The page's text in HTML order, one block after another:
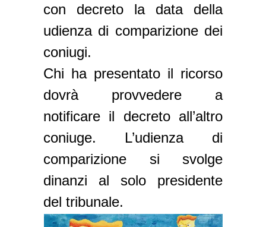
con decreto la data della
udienza di comparizione dei
coniugi.
Chi ha presentato il ricorso
dovrà provvedere a
notificare il decreto all’altro
coniuge. L’udienza di
comparizione si svolge
dinanzi al solo presidente
del tribunale.